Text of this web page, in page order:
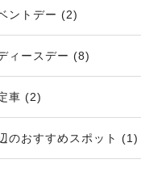
ントデー (2)
ィースデー (8)
車 (2)
のおすすめスポット (1)